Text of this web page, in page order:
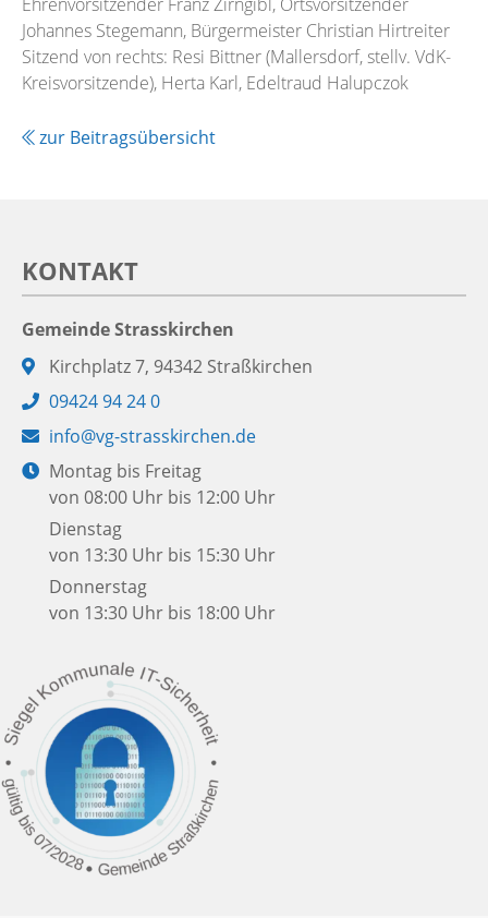
Johannes Stegemann, Bürgermeister Christian Hirtreiter
Sitzend von rechts: Resi Bittner (Mallersdorf, stellv. VdK-
Kreisvorsitzende), Herta Karl, Edeltraud Halupczok
zur Beitragsübersicht
KONTAKT
Gemeinde Strasskirchen
Adresse:
Kirchplatz 7, 94342 Straßkirchen
Telefon:
09424 94 24 0
E-
Mail:
info@vg-strasskirchen.de
Öffnungszeiten:
Montag bis Freitag
von 08:00 Uhr bis 12:00 Uhr
Dienstag
von 13:30 Uhr bis 15:30 Uhr
Donnerstag
von 13:30 Uhr bis 18:00 Uhr